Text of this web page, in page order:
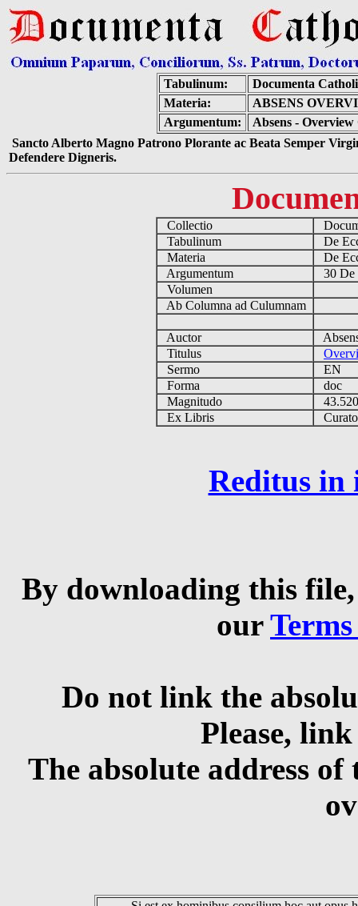
Tabulinum:
Documenta
Materia:
ABSENS
Argumentum:
Absens -
Sancto Alberto Magno Patrono Plorante ac Beata Semper
Defendere Digneris.
Collectio
Tabulinum
De
Materia
De
Argumentum
30 De
Volumen
Ab Columna ad Culumnam
Auctor
Titulus
Sermo
EN
Forma
doc
Magnitudo
Ex Libris
Reditus in
By downloading this
our
Do not link the
Please,
The absolute address